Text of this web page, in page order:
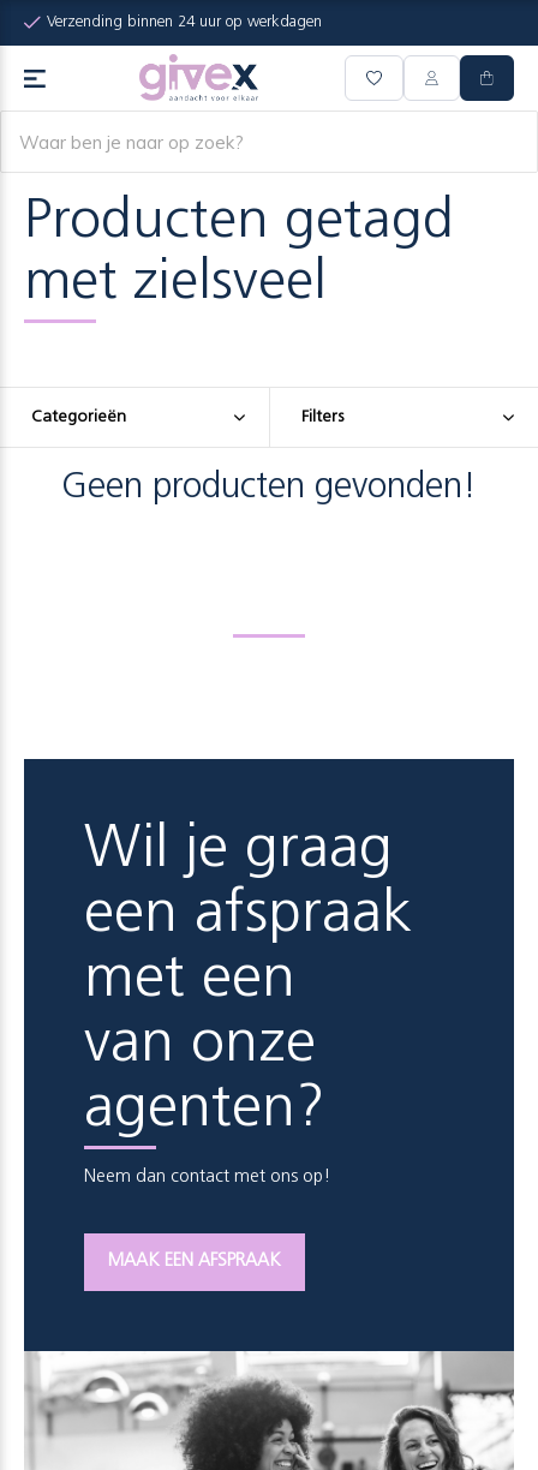
Verzending binnen 24 uur op werkdagen
Producten getagd
met zielsveel
Categorieën Filters
Geen producten gevonden!
Wil je graag
een afspraak
met een
van onze
agenten?
Neem dan contact met ons op!
MAAK EEN AFSPRAAK